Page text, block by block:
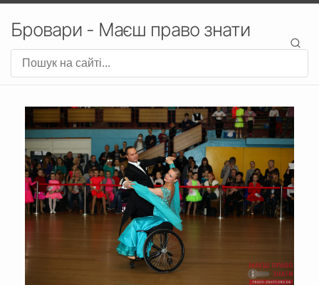
Бровари - Маєш право знати